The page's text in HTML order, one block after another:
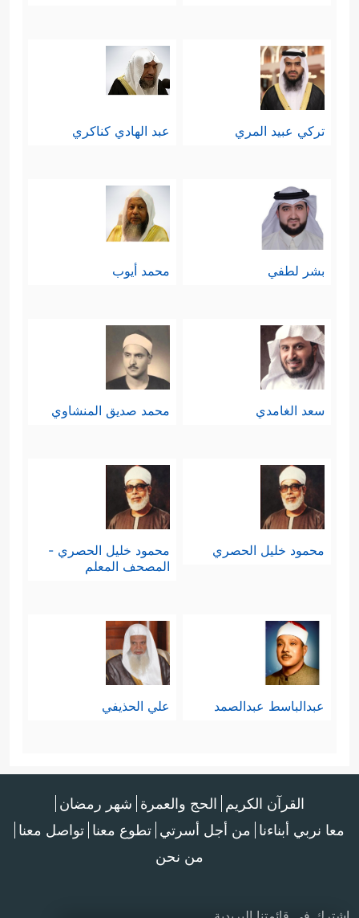
تركي عبيد المري عبد الهادي كناكري
بشر لطفي محمد أيوب
سعد الغامدي محمد صديق المنشاوي
محمود خليل الحصري
محمود خليل الحصري -
المصحف المعلم
عبدالباسط عبدالصمد علي الحذيفي
القرآن الكريم الحج والعمرة شهر رمضان
معا نربي أبناءنا من أجل أسرتي تطوع معنا تواصل معنا
من نحن